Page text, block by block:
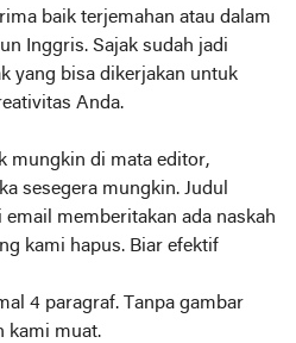
baik terjemahan atau dalam
Inggris. Sajak sudah jadi
yang bisa dikerjakan untuk
Anda.
mungkin di mata editor,
sesegera mungkin. Judul
memberitakan ada naskah
kami hapus. Biar efektif
4 paragraf. Tanpa gambar
kami muat.